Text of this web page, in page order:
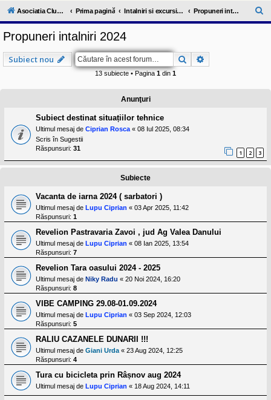
l
u
V
c
o
e
a
p
s
r
i
l
o
r
d
e
r
u
l
o
s
i
a
t
o
r
u
l
o
t
Asociatia ClubRV-RO Prima pagină Intalniri si excursii in cadrul comunitatii Propuneri intalniri 2024
ă
Propuneri intalniri 2024
Subiect nou Căutare
13 subiecte • Pagina 1 din 1
Anunţuri
Subiect destinat situațiilor tehnice
Ultimul mesaj de Ciprian Rosca « 08 Iul 2025, 08:34
Scris în Sugestii
Răspunsuri: 31
1 2 3
Subiecte
Vacanta de iarna 2024 ( sarbatori )
Ultimul mesaj de Lupu Ciprian « 03 Apr 2025, 11:42
Răspunsuri: 1
Revelion Pastravaria Zavoi , jud Ag Valea Danului
Ultimul mesaj de Lupu Ciprian « 08 Ian 2025, 13:54
Răspunsuri: 7
Revelion Tara oasului 2024 - 2025
Ultimul mesaj de Niky Radu « 20 Noi 2024, 16:20
Răspunsuri: 8
VIBE CAMPING 29.08-01.09.2024
Ultimul mesaj de Lupu Ciprian « 03 Sep 2024, 12:03
Răspunsuri: 5
RALIU CAZANELE DUNARII !!!
Ultimul mesaj de Giani Urda « 23 Aug 2024, 12:25
Răspunsuri: 4
Tura cu bicicleta prin Râșnov aug 2024
Ultimul mesaj de Lupu Ciprian « 18 Aug 2024, 14:11